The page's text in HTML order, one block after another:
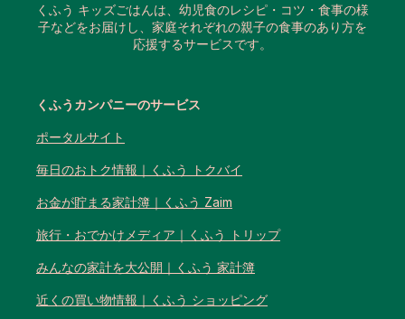
くふう キッズごはんは、幼児食のレシピ・コツ・食事の様
子などをお届けし、家庭それぞれの親子の食事のあり方を
応援するサービスです。
くふうカンパニーのサービス
ポータルサイト
毎日のおトク情報｜くふう トクバイ
お金が貯まる家計簿｜くふう Zaim
旅行・おでかけメディア｜くふう トリップ
みんなの家計を大公開｜くふう 家計簿
近くの買い物情報｜くふう ショッピング